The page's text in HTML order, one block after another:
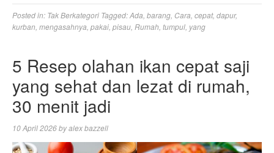
Posted in: Tak Berkategori Tagged:Ada barang Cara cepat, dapur,
kurban mengasahnya pakai pisau Rumah tumpul yang
5 Resep olahan ikan cepat saji
yang sehat dan lezat di rumah,
30 menit jadi
10 April 2026byalex bazzell